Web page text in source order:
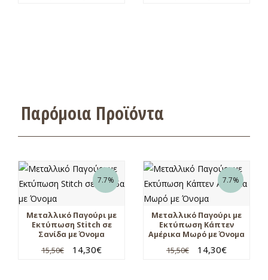
Παρόμοια Προϊόντα
7.7%
Μεταλλικό Παγούρι με
Εκτύπωση Stitch σε
Σανίδα με Όνομα
15,50€ 14,30€
7.7%
Μεταλλικό Παγούρι με
Εκτύπωση Κάπτεν
Αμέρικα Μωρό με Όνομα
15,50€ 14,30€